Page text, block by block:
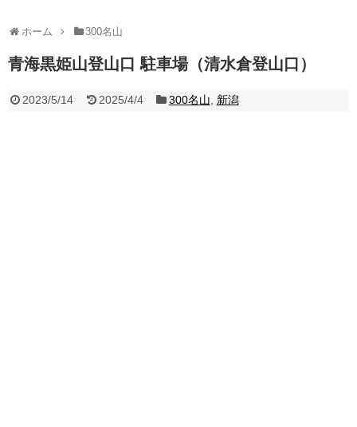
ホーム 300名山
青海黒姫山登山口 駐車場（清水倉登山口）
2023/5/14 2025/4/4 300名山 新潟